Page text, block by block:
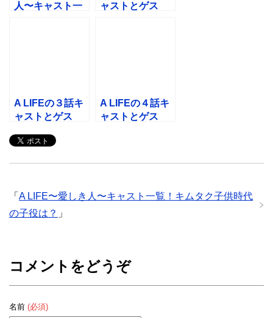
人〜キャスト一
ャストとゲス
A LIFEの３話キ
ャストとゲス
かと母親は誰？
A LIFEの４話キ
ャストとゲス
「 A LIFE〜愛しき人〜キャスト一覧！キムタク子供時代
の子役は？ 」
コメントをどうぞ
名前 (必須)